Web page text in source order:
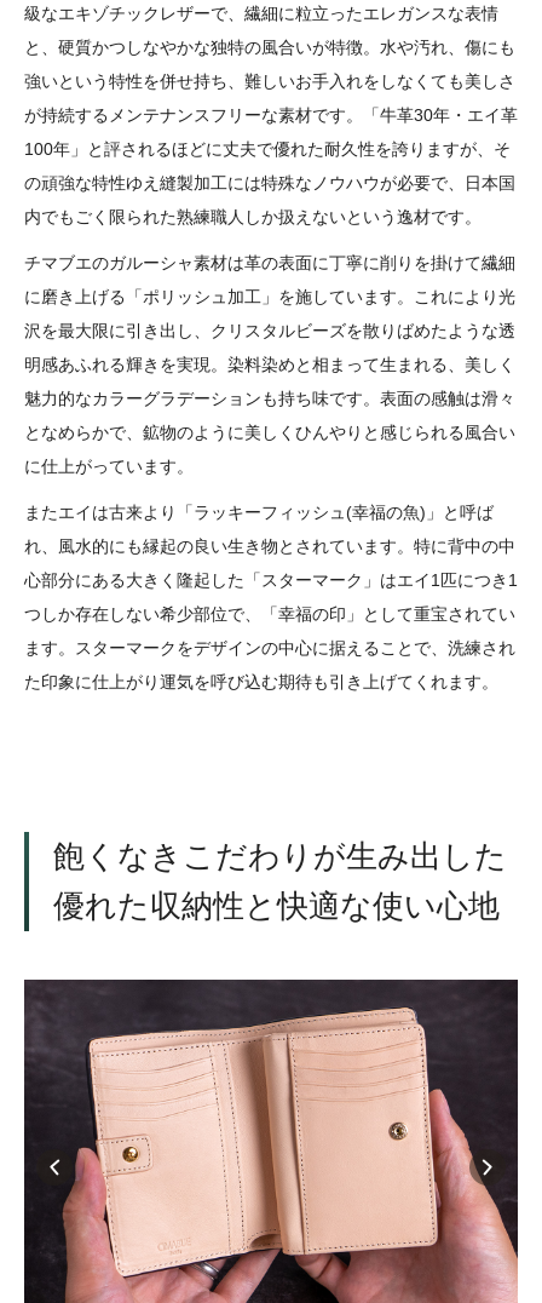
級なエキゾチックレザーで、繊細に粒立ったエレガンスな表情
と、硬質かつしなやかな独特の風合いが特徴。水や汚れ、傷にも
強いという特性を併せ持ち、難しいお手入れをしなくても美しさ
が持続するメンテナンスフリーな素材です。「牛革30年・エイ革
100年」と評されるほどに丈夫で優れた耐久性を誇りますが、そ
の頑強な特性ゆえ縫製加工には特殊なノウハウが必要で、日本国
内でもごく限られた熟練職人しか扱えないという逸材です。
チマブエのガルーシャ素材は革の表面に丁寧に削りを掛けて繊細
に磨き上げる「ポリッシュ加工」を施しています。これにより光
沢を最大限に引き出し、クリスタルビーズを散りばめたような透
明感あふれる輝きを実現。染料染めと相まって生まれる、美しく
魅力的なカラーグラデーションも持ち味です。表面の感触は滑々
となめらかで、鉱物のように美しくひんやりと感じられる風合い
に仕上がっています。
またエイは古来より「ラッキーフィッシュ(幸福の魚)」と呼ば
れ、風水的にも縁起の良い生き物とされています。特に背中の中
心部分にある大きく隆起した「スターマーク」はエイ1匹につき1
つしか存在しない希少部位で、「幸福の印」として重宝されてい
ます。スターマークをデザインの中心に据えることで、洗練され
た印象に仕上がり運気を呼び込む期待も引き上げてくれます。
飽くなきこだわりが生み出した
優れた収納性と快適な使い心地